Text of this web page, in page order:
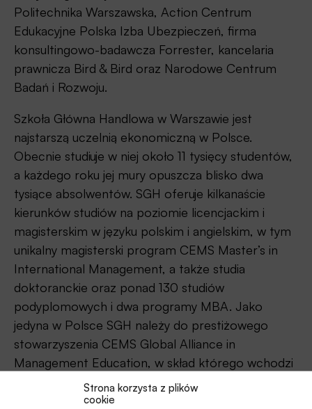
Strona korzysta z plików
cookie
Politechnika Warszawska, Action Centrum
Edukacyjne Polska Izba Ubezpieczeń, firma
konsultingowo-badawcza Forrester, kancelaria
prawnicza Bird & Bird oraz Narodowe Centrum
Badań i Rozwoju.
Szkoła Główna Handlowa w Warszawie jest
najstarszą uczelnią ekonomiczną w Polsce.
Obecnie studiuje w niej około 11 tysięcy studentów,
a każdego roku jej mury opuszcza blisko dwa
tysiące absolwentów. SGH oferuje kilkanaście
kierunków studiów na poziomie licencjackim i
magisterskim w języku polskim i angielskim, w tym
unikalny magisterski program CEMS Master’s in
International Management, a także studia
doktoranckie oraz ponad 130 studiów
podyplomowych i dwa programy MBA. Jako
jedyna w Polsce SGH należy do prestiżowego
stowarzyszenia CEMS Global Alliance in
Management Education, w skład którego wchodzi
29 uczelni biznesowych na świecie wraz z
partnerskimi firmami.